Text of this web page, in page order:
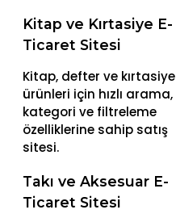
Kitap ve Kırtasiye E-
Ticaret Sitesi
Kitap, defter ve kırtasiye
ürünleri için hızlı arama,
kategori ve filtreleme
özelliklerine sahip satış
sitesi.
Takı ve Aksesuar E-
Ticaret Sitesi